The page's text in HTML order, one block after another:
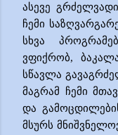
ასევე
ჩემი
სხვა
ვფიქრობ,
სწავლაგა
მაგრამ ჩემი
და
მსურს